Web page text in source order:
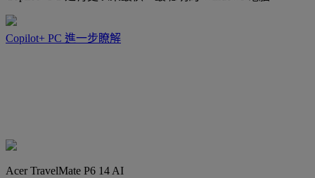
Copilot+ PC 進一步瞭解
Acer TravelMate P6 14 AI